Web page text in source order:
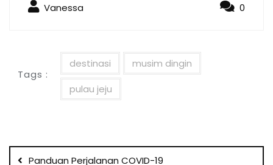
Vanessa 0
Tags :
destinasi
musim dingin
pulau jeju
Post
Panduan Perjalanan COVID-19